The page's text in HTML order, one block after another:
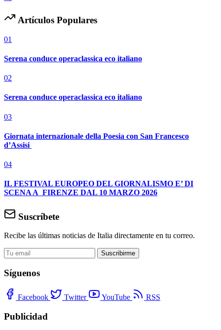
Artículos Populares
01
Serena conduce operaclassica eco italiano
02
Serena conduce operaclassica eco italiano
03
Giornata internazionale della Poesia con San Francesco
d’Assisi
04
IL FESTIVAL EUROPEO DEL GIORNALISMO E’ DI
SCENA A FIRENZE DAL 10 MARZO 2026
Suscríbete
Recibe las últimas noticias de Italia directamente en tu correo.
Suscribirme
Síguenos
Facebook Twitter YouTube RSS
Publicidad